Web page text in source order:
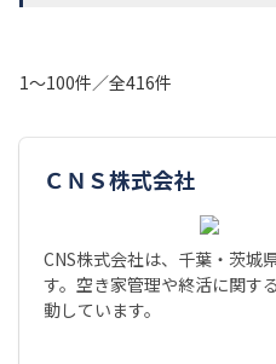
1～100件／全416件
ＣＮＳ株式会社
CNS株式会社は、千葉・茨城
す。空き家管理や終活に関す
動しています。